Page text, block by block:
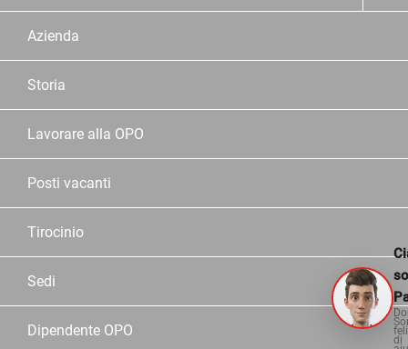
Azienda
Storia
Lavorare alla OPO
Posti vacanti
Tirocinio
Sedi
Dipendente OPO
di